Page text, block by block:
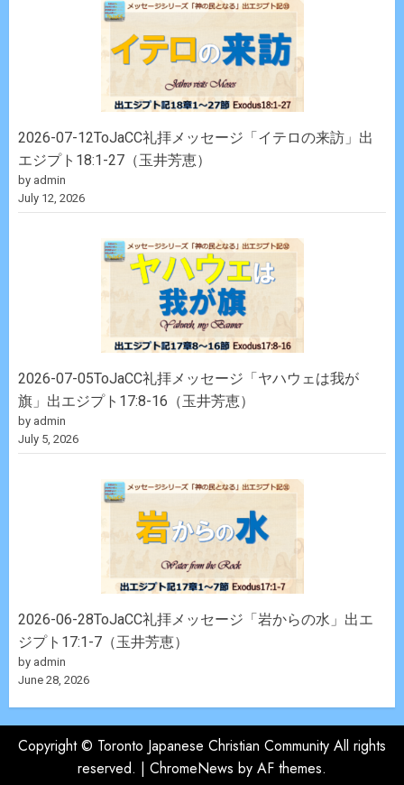
2026-07-12ToJaCC礼拝メッセージ「イテロの来訪」出
エジプト18:1-27（玉井芳恵）
by admin
July 12, 2026
2026-07-05ToJaCC礼拝メッセージ「ヤハウェは我が
旗」出エジプト17:8-16（玉井芳恵）
by admin
July 5, 2026
2026-06-28ToJaCC礼拝メッセージ「岩からの水」出エ
ジプト17:1-7（玉井芳恵）
by admin
June 28, 2026
Copyright © Toronto Japanese Christian Community All rights
reserved. | ChromeNews by AF themes.